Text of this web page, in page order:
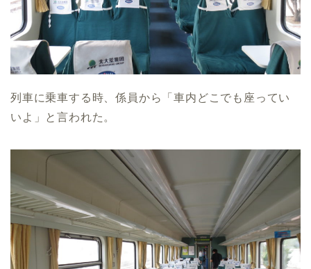
列車に乗車する時、係員から「車内どこでも座ってい
いよ」と言われた。